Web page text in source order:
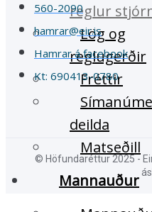
reglur
Lög og
reglugerðir
Fréttir
deilda
Matseðill
Mannauður
560-2090
hamrar@eir.is
Hamrar á facebook
Kt: 690413-0780
© Höfundaréttur 2025 -